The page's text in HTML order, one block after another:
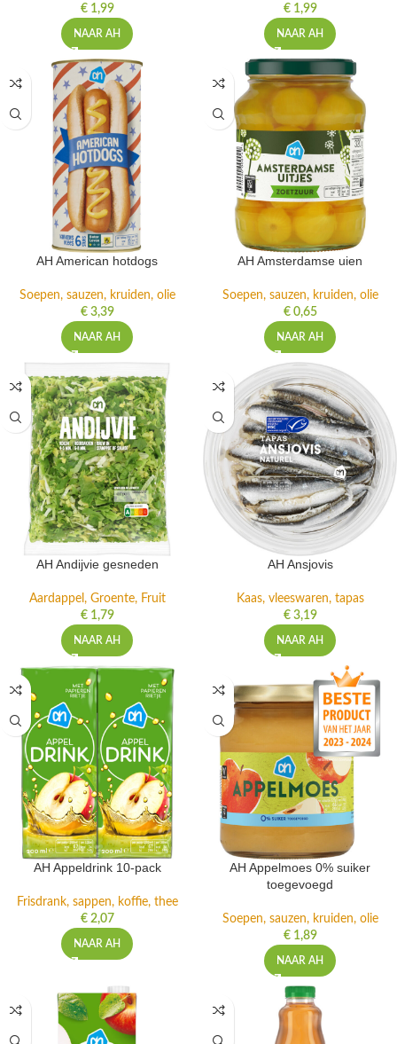
€1,99
NAAR AH
€1,99
NAAR AH
AH American hotdogs
Soepen, sauzen, kruiden, olie
€3,39
NAAR AH
AH Amsterdamse uien
Soepen, sauzen, kruiden, olie
€0,65
NAAR AH
AH Andijvie gesneden
Aardappel, Groente, Fruit
€1,79
NAAR AH
AH Ansjovis
Kaas, vleeswaren, tapas
€3,19
NAAR AH
AH Appeldrink 10-pack
Frisdrank, sappen, koffie, thee
€2,07
NAAR AH
AH Appelmoes 0% suiker
toegevoegd
Soepen, sauzen, kruiden, olie
€1,89
NAAR AH